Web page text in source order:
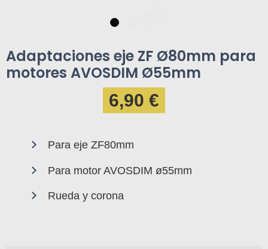
Adaptaciones eje ZF Ø80mm para
motores AVOSDIM Ø55mm
6,90 €
Para eje ZF80mm
Para motor AVOSDIM ø55mm
Rueda y corona